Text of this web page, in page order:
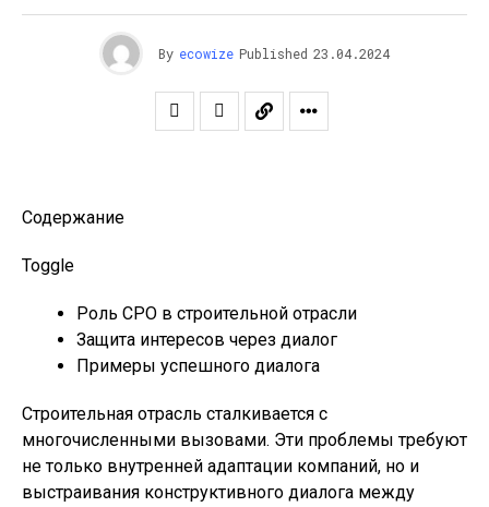
By ecowize Published 23.04.2024
Содержание
Toggle
Роль СРО в строительной отрасли
Защита интересов через диалог
Примеры успешного диалога
Строительная отрасль сталкивается с
многочисленными вызовами. Эти проблемы требуют
не только внутренней адаптации компаний, но и
выстраивания конструктивного диалога между